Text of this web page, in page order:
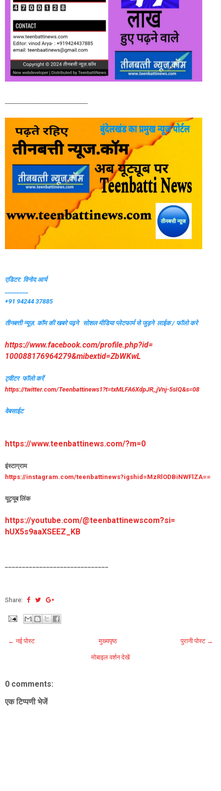
एडिटर: विनोद आर्य
________
+91 94244 37885
तीनबत्ती न्यूज़. कॉम की खबरे पढ़नेसोशल मीडिया प्लेटफार्म से जुड़ने लाईक / फॉलो करे
https://www.facebook.com/profile.php?id=
100088176964279&mibextid=ZbWKwL
ट्वीटर फॉलो करें
https://twitter.com/Teenbattinews1?t=txMLFA6XdpJR_jVnj-5sIQ&s=08
वेबसाईट
https://www.teenbattinews.com/?m=0
इंस्टाग्राम
https://instagram.com/teenbattinews?igshid=MzRlODBiNWFlZA==
यूट्यूब लिंक
https://youtube.com/@teenbattinewscom?si=
hUX5s9aaXSEEZ_KB
Share:
← नई पोस्ट पुरानी पोस्ट →
मुख्यपृष्ठ
मोबाइल वर्शन देखें
0 comments:
एक टिप्पणी भेजें